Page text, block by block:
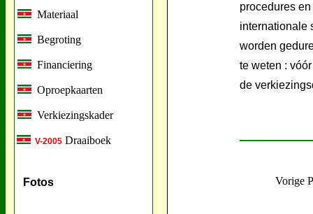
Materiaal
Begroting
Financiering
Oproepkaarten
Verkiezingskader
V-2005 Draaiboek
Fotos
procedures
internationale
worden
te weten :
de
Vorige